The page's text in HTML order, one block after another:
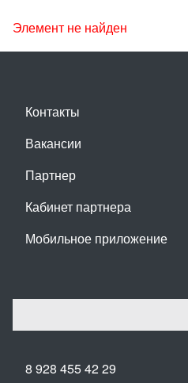
Элемент не найден
Контакты
Вакансии
Партнер
Кабинет партнера
Мобильное приложение
8 928 455 42 29